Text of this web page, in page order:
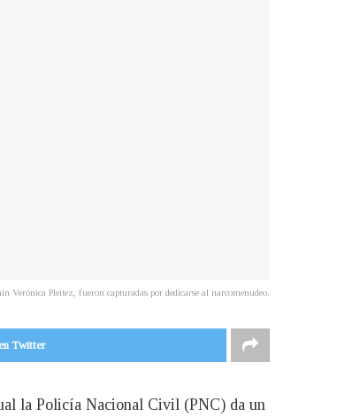
Verónica Pleitez, fueron capturadas por dedicarse al narcomenudeo.
Twitter
la Policía Nacional Civil (PNC) da un